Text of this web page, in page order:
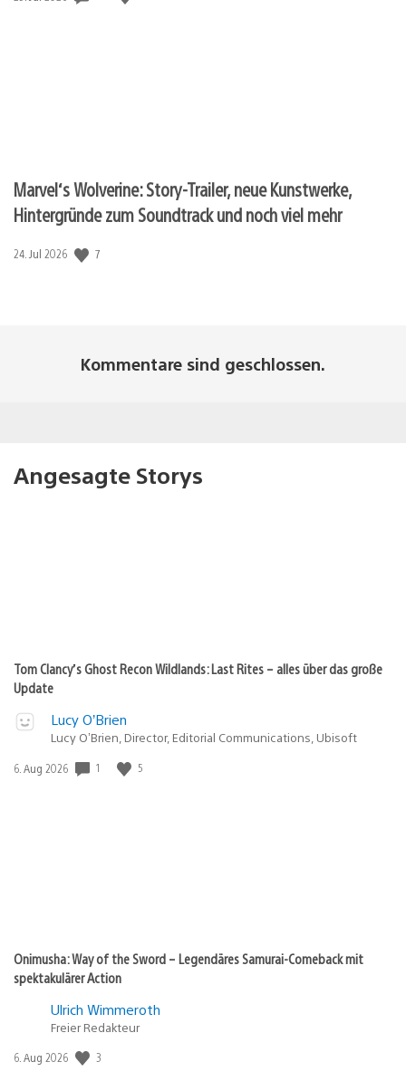
Marvel‘s Wolverine: Story-Trailer, neue Kunstwerke,
Hintergründe zum Soundtrack und noch viel mehr
Veröffentlichungsdatum:
24. Jul 2026 7
Kommentare sind geschlossen.
Angesagte Storys
Tom Clancy’s Ghost Recon Wildlands: Last Rites – alles über das große
Update
Lucy O’Brien
Lucy O’Brien, Director, Editorial Communications, Ubisoft
Veröffentlichungsdatum:
6. Aug 2026 1 5
Onimusha: Way of the Sword – Legendäres Samurai-Comeback mit
spektakulärer Action
Ulrich Wimmeroth
Freier Redakteur
Veröffentlichungsdatum:
6. Aug 2026 3